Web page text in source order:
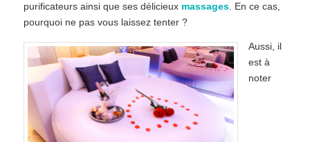
purificateurs ainsi que ses délicieux massages. En ce cas,
pourquoi ne pas vous laissez tenter ?
Aussi, il
est à
noter